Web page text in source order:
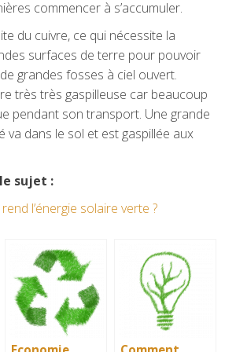
commencer à s’accumuler.
du cuivre, ce qui nécessite la
surfaces de terre pour pouvoir
grandes fosses à ciel ouvert.
très très gaspilleuse car beaucoup
pendant son transport. Une grande
va dans le sol et est gaspillée aux
sujet :
l’énergie solaire verte ?